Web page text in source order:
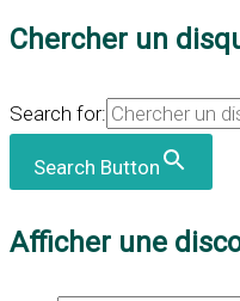
Chercher un
Search for:
Search Button
Afficher une